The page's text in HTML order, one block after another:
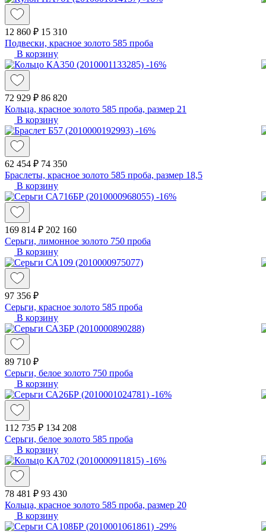
12 860 ₽ 15 310
Подвески, красное золото 585 проба
В корзину
-16%
72 929 ₽ 86 820
Кольца, красное золото 585 проба, размер 21
В корзину
-16%
62 454 ₽ 74 350
Браслеты, красное золото 585 проба, размер 18,5
В корзину
-16%
169 814 ₽ 202 160
Серьги, лимонное золото 750 проба
В корзину
97 356 ₽
Серьги, красное золото 585 проба
В корзину
89 710 ₽
Серьги, белое золото 750 проба
В корзину
-16%
112 735 ₽ 134 208
Серьги, белое золото 585 проба
В корзину
-16%
78 481 ₽ 93 430
Кольца, красное золото 585 проба, размер 20
В корзину
-29%